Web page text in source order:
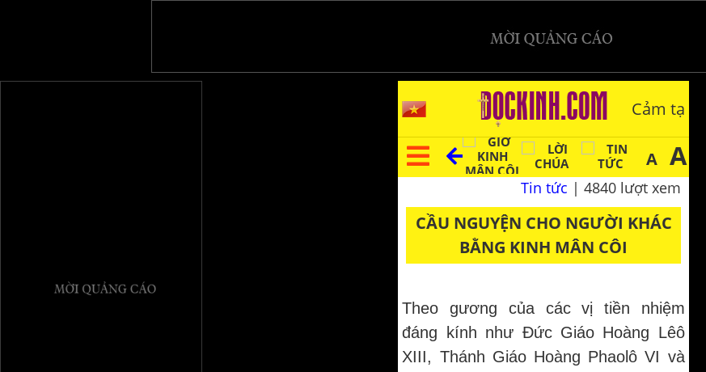
Cảm tạ
A A
Tin tức | 4840 lượt xem
CẦU NGUYỆN CHO NGƯỜI KHÁC
BẰNG KINH MÂN CÔI
Theo gương của các vị tiền nhiệm
đáng kính như Đức Giáo Hoàng Lêô
XIII, Thánh Giáo Hoàng Phaolô VI và